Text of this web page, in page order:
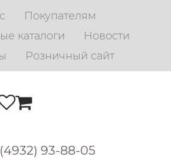
Покупателям
каталоги
Новости
Розничный сайт
93-88-05